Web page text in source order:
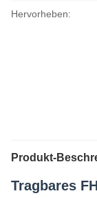
Hervorheben:
Produkt-
Tragbares